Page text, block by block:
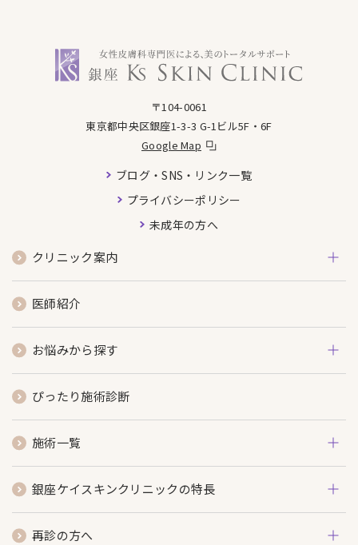
銀座ケイスキンクリニック
〒104-0061
東京都中央区銀座1-3-3 G-1ビル5F・6F
Google Map
ブログ・SNS・リンク一覧
プライバシーポリシー
未成年の方へ
クリニック案内
医師紹介
お悩みから探す
ぴったり施術診断
施術一覧
銀座ケイスキンクリニックの特長
再診の方へ